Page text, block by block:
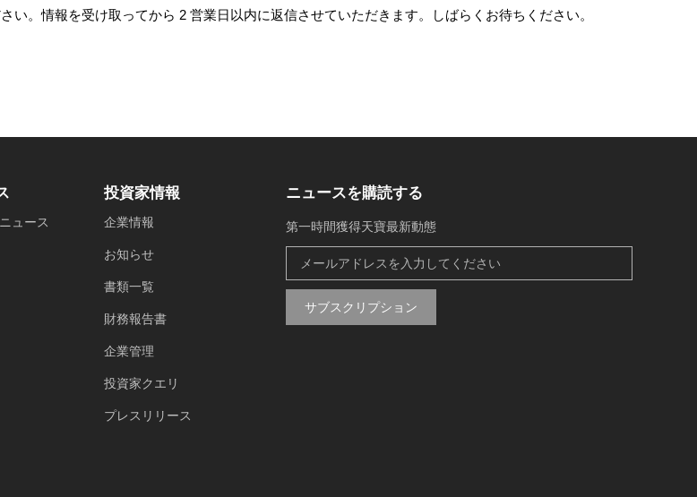
。情報を受け取ってから 2 営業日以内に返信させていただきます。しばらくお待ちください。
ュース
投資家情報
企業情報
お知らせ
書類一覧
財務報告書
企業管理
投資家クエリ
プレスリリース
ニュースを購読する
第一時間獲得天寶最新動態
サブスクリプション